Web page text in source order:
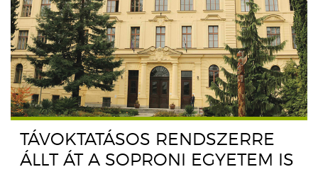
TÁVOKTATÁSOS RENDSZERRE
ÁLLT ÁT A SOPRONI EGYETEM IS